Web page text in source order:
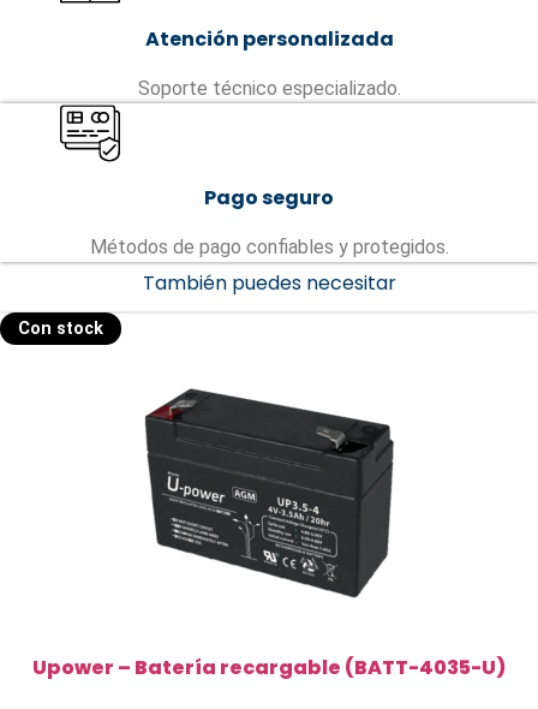
Atención personalizada
Soporte técnico especializado.
Pago seguro
Métodos de pago confiables y protegidos.
También puedes necesitar
Con stock
Upower – Batería recargable (BATT-4035-U)